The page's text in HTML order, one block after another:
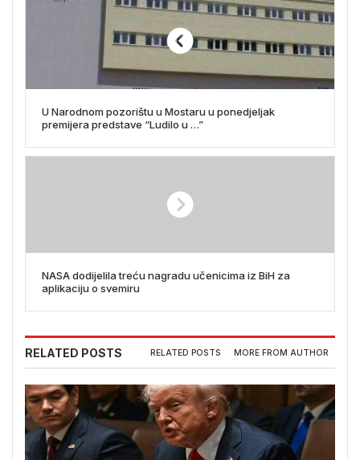
U Narodnom pozorištu u Mostaru u ponedjeljak
premijera predstave “Ludilo u …”
NASA dodijelila treću nagradu učenicima iz BiH za
aplikaciju o svemiru
RELATED POSTS RELATED POSTS MORE FROM AUTHOR